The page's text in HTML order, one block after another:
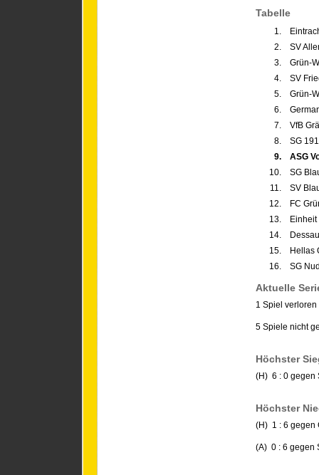
Tabelle
1.
2.
SV
3.
Grün-
4.
SV
5.
Grün-
6.
7.
VfB
8.
SG
9.
ASG
10.
SG
11.
SV
12.
FC
13.
14.
15.
Hellas
16.
SG
Aktuelle
1 Spiel verloren
5 Spiele nicht
Höchster
(H) 6 : 0 gegen
Höchster
(H) 1 : 6 gegen
(A) 0 : 6 gegen